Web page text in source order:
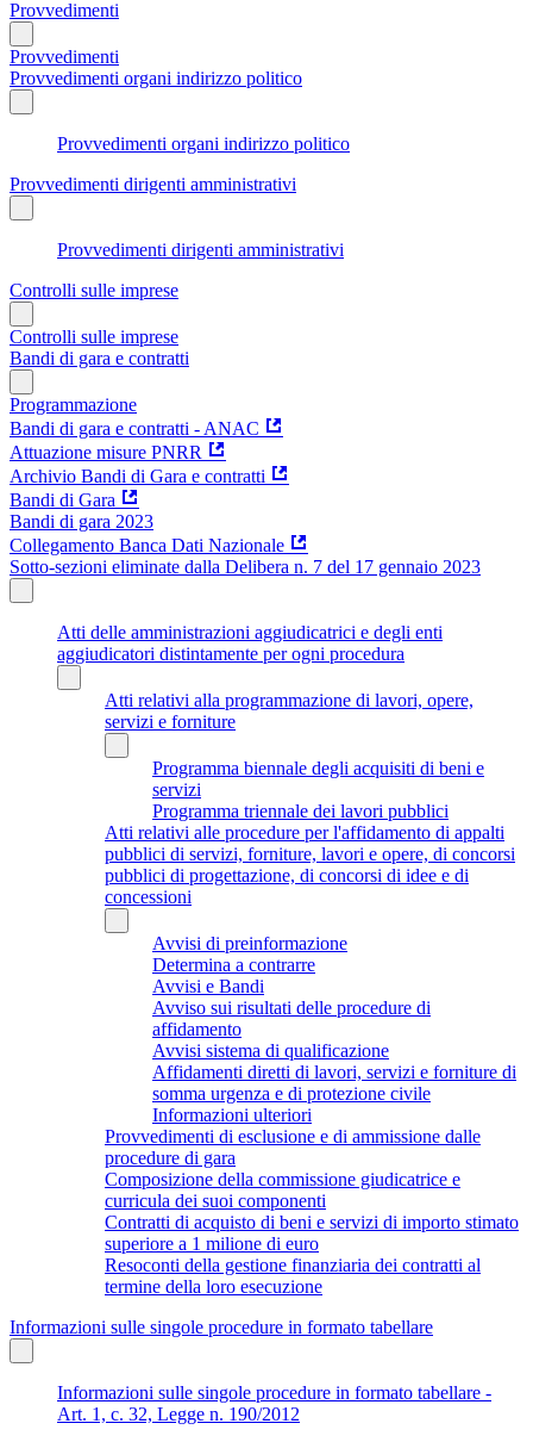
Provvedimenti
Provvedimenti
Provvedimenti organi indirizzo politico
Provvedimenti organi indirizzo politico
Provvedimenti dirigenti amministrativi
Provvedimenti dirigenti amministrativi
Controlli sulle imprese
Controlli sulle imprese
Bandi di gara e contratti
Programmazione
Bandi di gara e contratti - ANAC
Attuazione misure PNRR
Archivio Bandi di Gara e contratti
Bandi di Gara
Bandi di gara 2023
Collegamento Banca Dati Nazionale
Sotto-sezioni eliminate dalla Delibera n. 7 del 17 gennaio 2023
Atti delle amministrazioni aggiudicatrici e degli enti
aggiudicatori distintamente per ogni procedura
Atti relativi alla programmazione di lavori, opere,
servizi e forniture
Programma biennale degli acquisiti di beni e
servizi
Programma triennale dei lavori pubblici
Atti relativi alle procedure per l'affidamento di appalti
pubblici di servizi, forniture, lavori e opere, di concorsi
pubblici di progettazione, di concorsi di idee e di
concessioni
Avvisi di preinformazione
Determina a contrarre
Avvisi e Bandi
Avviso sui risultati delle procedure di
affidamento
Avvisi sistema di qualificazione
Affidamenti diretti di lavori, servizi e forniture di
somma urgenza e di protezione civile
Informazioni ulteriori
Provvedimenti di esclusione e di ammissione dalle
procedure di gara
Composizione della commissione giudicatrice e
curricula dei suoi componenti
Contratti di acquisto di beni e servizi di importo stimato
superiore a 1 milione di euro
Resoconti della gestione finanziaria dei contratti al
termine della loro esecuzione
Informazioni sulle singole procedure in formato tabellare
Informazioni sulle singole procedure in formato tabellare -
Art. 1, c. 32, Legge n. 190/2012